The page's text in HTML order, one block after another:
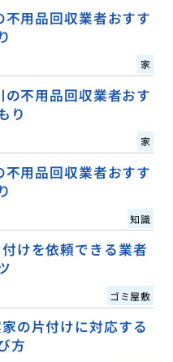
用品回収業者おすす
家
不用品回収業者おす
り
家
用品回収業者おすす
知識
けを依頼できる業者
ゴミ屋敷
の片付けに対応する
方